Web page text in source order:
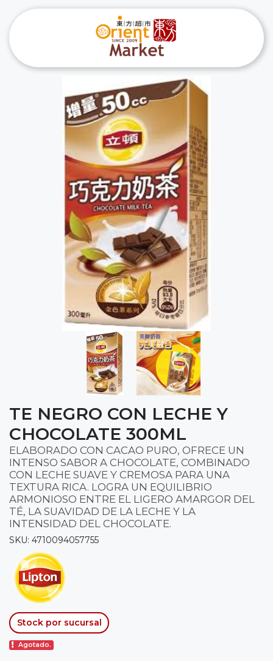
TE NEGRO CON LECHE Y
CHOCOLATE 300ML
ELABORADO CON CACAO PURO, OFRECE UN
INTENSO SABOR A CHOCOLATE, COMBINADO
CON LECHE SUAVE Y CREMOSA PARA UNA
TEXTURA RICA. LOGRA UN EQUILIBRIO
ARMONIOSO ENTRE EL LIGERO AMARGOR DEL
TÉ, LA SUAVIDAD DE LA LECHE Y LA
INTENSIDAD DEL CHOCOLATE.
SKU: 4710094057755
Stock por sucursal
Agotado.